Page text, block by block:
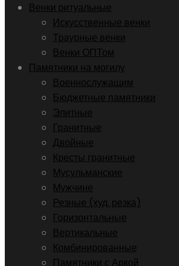
Венки ритуальные
Искусственные венки
Траурные венки
Венки ОПТом
Памятники на могилу
Военнослужащим
Бюджетные памятники
Элитные
Гранитные
Двойные
Кресты гранитные
Мусульманские
Мужчине
Резные (худ. резка)
Горизонтальные
Вертикальные
Комбинированные
Памятники с Аркой